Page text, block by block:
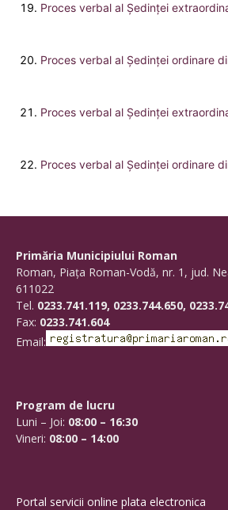
Proces verbal al Şedinţei
Proces verbal al Şedinţei ordinare
Proces verbal al Şedinţei
Proces verbal al Şedinţei ordinare
Primăria Municipiului Roman
Roman, Piaţa Roman-Vodă, nr. 1, jud.
611022
Tel. 0233.741.119, 0233.744.650,
Fax: 0233.741.604
Email:
Program de lucru
Luni – Joi: 08:00 – 16:30
Vineri: 08:00 – 14:00
Portal servicii online plata electronica